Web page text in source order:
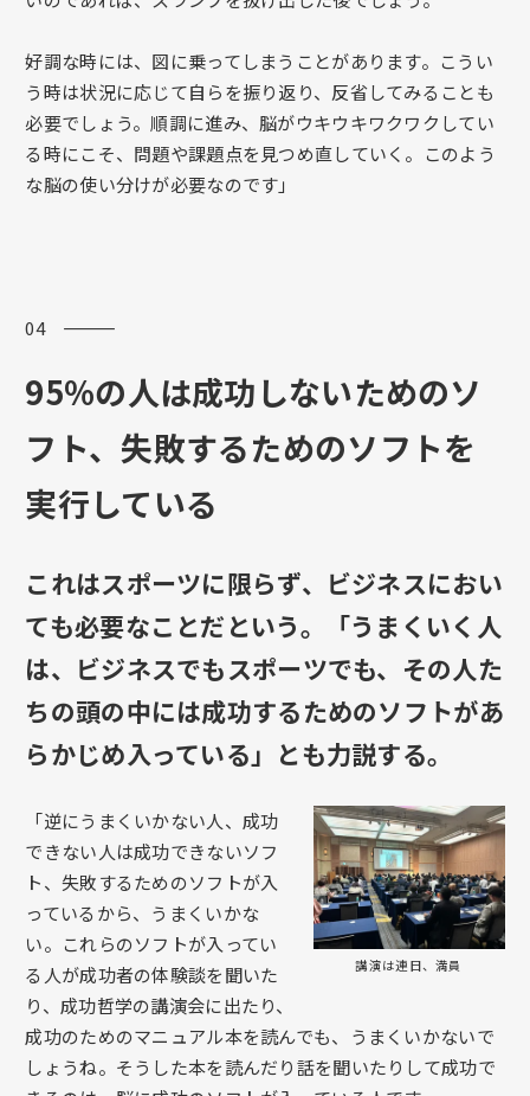
好調な時には、図に乗ってしまうことがあります。こうい
う時は状況に応じて自らを振り返り、反省してみることも
必要でしょう。順調に進み、脳がウキウキワクワクしてい
る時にこそ、問題や課題点を見つめ直していく。このよう
な脳の使い分けが必要なのです」
04 ―――
95%の人は成功しないためのソ
フト、失敗するためのソフトを
実行している
これはスポーツに限らず、ビジネスにおい
ても必要なことだという。「うまくいく人
は、ビジネスでもスポーツでも、その人た
ちの頭の中には成功するためのソフトがあ
らかじめ入っている」とも力説する。
講演は連日、満員
「逆にうまくいかない人、成功
できない人は成功できないソフ
ト、失敗するためのソフトが入
っているから、うまくいかな
い。これらのソフトが入ってい
る人が成功者の体験談を聞いた
り、成功哲学の講演会に出たり、
成功のためのマニュアル本を読んでも、うまくいかないで
しょうね。そうした本を読んだり話を聞いたりして成功で